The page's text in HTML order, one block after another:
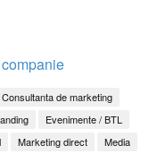
Consultanta de marketing
Evenimente / BTL
Marketing direct
Media